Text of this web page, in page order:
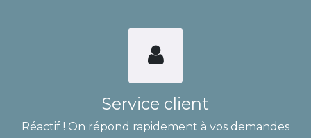
Service client
Réactif ! On répond rapidement à vos demandes